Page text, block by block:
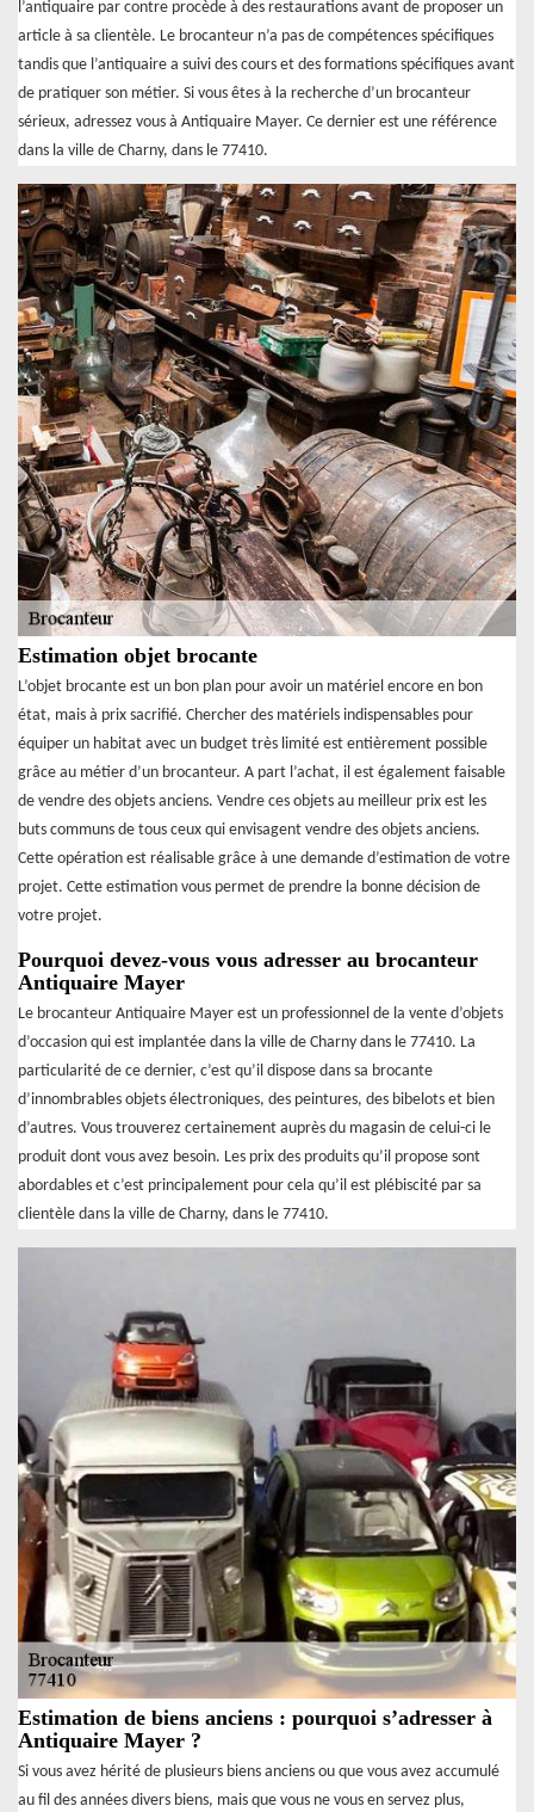
l’antiquaire par contre procède à des restaurations avant de proposer un
article à sa clientèle. Le brocanteur n’a pas de compétences spécifiques
tandis que l’antiquaire a suivi des cours et des formations spécifiques avant
de pratiquer son métier. Si vous êtes à la recherche d’un brocanteur
sérieux, adressez vous à Antiquaire Mayer. Ce dernier est une référence
dans la ville de Charny, dans le 77410.
Estimation objet brocante
L’objet brocante est un bon plan pour avoir un matériel encore en bon
état, mais à prix sacrifié. Chercher des matériels indispensables pour
équiper un habitat avec un budget très limité est entièrement possible
grâce au métier d’un brocanteur. A part l’achat, il est également faisable
de vendre des objets anciens. Vendre ces objets au meilleur prix est les
buts communs de tous ceux qui envisagent vendre des objets anciens.
Cette opération est réalisable grâce à une demande d’estimation de votre
projet. Cette estimation vous permet de prendre la bonne décision de
votre projet.
Pourquoi devez-vous vous adresser au brocanteur
Antiquaire Mayer
Le brocanteur Antiquaire Mayer est un professionnel de la vente d’objets
d’occasion qui est implantée dans la ville de Charny dans le 77410. La
particularité de ce dernier, c’est qu’il dispose dans sa brocante
d’innombrables objets électroniques, des peintures, des bibelots et bien
d’autres. Vous trouverez certainement auprès du magasin de celui-ci le
produit dont vous avez besoin. Les prix des produits qu’il propose sont
abordables et c’est principalement pour cela qu’il est plébiscité par sa
clientèle dans la ville de Charny, dans le 77410.
Estimation de biens anciens : pourquoi s’adresser à
Antiquaire Mayer ?
Si vous avez hérité de plusieurs biens anciens ou que vous avez accumulé
au fil des années divers biens, mais que vous ne vous en servez plus,